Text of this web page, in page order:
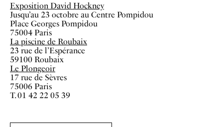
Exposition David Hockney
Jusqu’au 23 octobre au Centre Pompidou
Place Georges Pompidou
75004 Paris
La piscine de Roubaix
23 rue de l’Espérance
59100 Roubaix
Le Plongeoir
17 rue de Sèvres
75006 Paris
T. 01 42 22 05 39